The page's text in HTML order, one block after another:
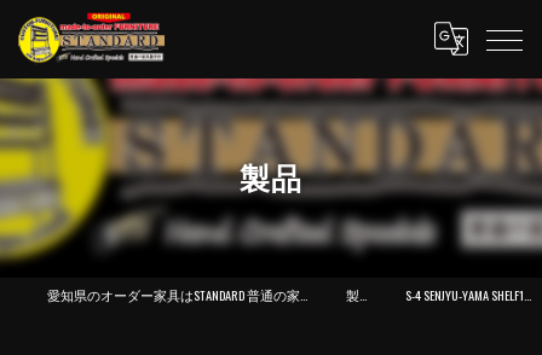
製品
製品 S-4 SENJYU-YAMA SHELF100-Hi